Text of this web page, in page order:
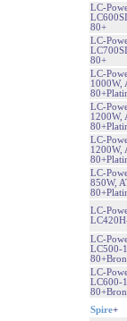
LC-
80+
LC-
80+
LC-
1000W,
LC-
1200W,
LC-
1200W,
LC-
850W,
LC-
LC-
LC500-
LC-
LC600-
Spire+